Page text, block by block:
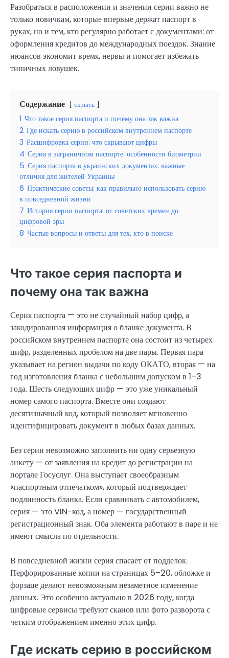
Разобраться в расположении и значении серии важно не
только новичкам, которые впервые держат паспорт в
руках, но и тем, кто регулярно работает с документами: от
оформления кредитов до международных поездок. Знание
нюансов экономит время, нервы и помогает избежать
типичных ловушек.
Содержание скрыть
1 Что такое серия паспорта и почему она так важна
2 Где искать серию в российском внутреннем паспорте
3 Расшифровка серии: что скрывают цифры
4 Серия в заграничном паспорте: особенности биометрии
5 Серия паспорта в украинских документах: важные
отличия для жителей Украины
6 Практические советы: как правильно использовать серию
в повседневной жизни
7 История серии паспорта: от советских времен до
цифровой эры
8 Частые вопросы и ответы для тех, кто в поиске
Что такое серия паспорта и
почему она так важна
Серия паспорта — это не случайный набор цифр, а
закодированная информация о бланке документа. В
российском внутреннем паспорте она состоит из четырех
цифр, разделенных пробелом на две пары. Первая пара
указывает на регион выдачи по коду ОКАТО, вторая — на
год изготовления бланка с небольшим допуском в 1–3
года. Шесть следующих цифр — это уже уникальный
номер самого паспорта. Вместе они создают
десятизначный код, который позволяет мгновенно
идентифицировать документ в любых базах данных.
Без серии невозможно заполнить ни одну серьезную
анкету — от заявления на кредит до регистрации на
портале Госуслуг. Она выступает своеобразным
«паспортным отпечатком», который подтверждает
подлинность бланка. Если сравнивать с автомобилем,
серия — это VIN-код, а номер — государственный
регистрационный знак. Оба элемента работают в паре и не
имеют смысла по отдельности.
В повседневной жизни серия спасает от подделок.
Перфорированные копии на страницах 5–20, обложке и
форзаце делают невозможным незаметное изменение
данных. Это особенно актуально в 2026 году, когда
цифровые сервисы требуют сканов или фото разворота с
четким отображением именно этих цифр.
Где искать серию в российском